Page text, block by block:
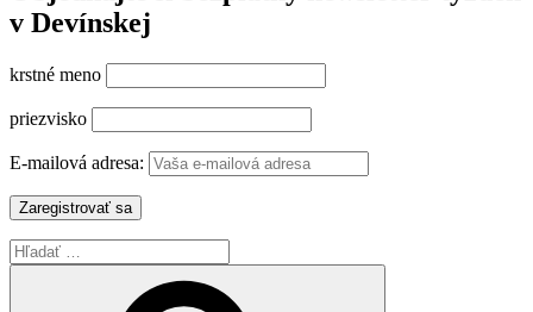
v Devínskej
krstné meno
priezvisko
E-mailová adresa:
Hľadať: